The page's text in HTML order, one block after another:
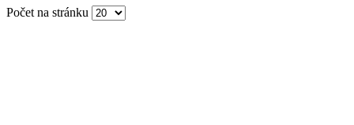
Počet na stránku